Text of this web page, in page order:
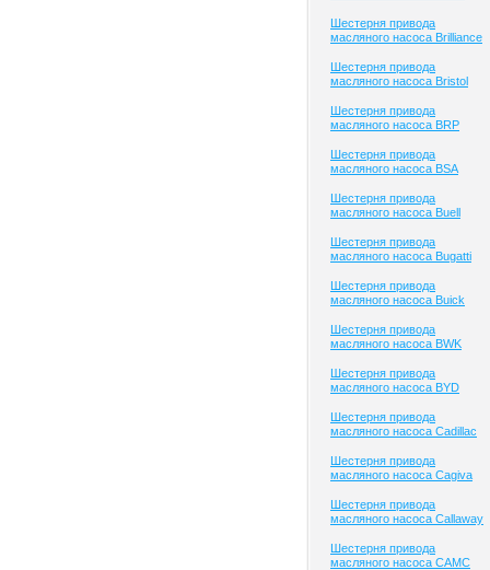
Шестерня привода
масляного насоса Brilliance
Шестерня привода
масляного насоса Bristol
Шестерня привода
масляного насоса BRP
Шестерня привода
масляного насоса BSA
Шестерня привода
масляного насоса Buell
Шестерня привода
масляного насоса Bugatti
Шестерня привода
масляного насоса Buick
Шестерня привода
масляного насоса BWK
Шестерня привода
масляного насоса BYD
Шестерня привода
масляного насоса Cadillac
Шестерня привода
масляного насоса Cagiva
Шестерня привода
масляного насоса Callaway
Шестерня привода
масляного насоса CAMC